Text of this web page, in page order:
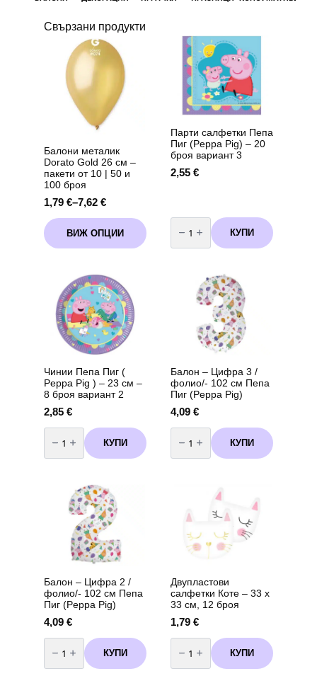
Свързани продукти
Балони металик
Dorato Gold 26 см –
пакети от 10 | 50 и
100 броя
1,79 €–7,62 €
Price
range:
1,79 €
through
ВИЖ ОПЦИИ
This
product
has
variants.
options
may
chosen
product
page
Парти салфетки Пепа
Пиг (Peppa Pig) – 20
броя вариант 3
2,55 €
количество
за
Парти
салфетки
вариант
КУПИ
Чинии Пепа Пиг (
Peppa Pig ) – 23 см –
8 броя вариант 2
2,85 €
количество
за
Чинии
Пепа
2
КУПИ
Балон – Цифра 3 /
фолио/- 102 см Пепа
Пиг (Peppa Pig)
4,09 €
количество
за
Балон
-
Пепа
Пиг
(Peppa
Pig)
КУПИ
Балон – Цифра 2 /
фолио/- 102 см Пепа
Пиг (Peppa Pig)
4,09 €
количество
за
Балон
-
КУПИ
Двупластови
салфетки Коте – 33 х
33 см, 12 броя
1,79 €
количество
за
Двупластови
салфетки
КУПИ